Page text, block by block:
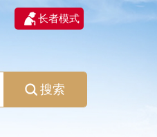
长者模式
搜索